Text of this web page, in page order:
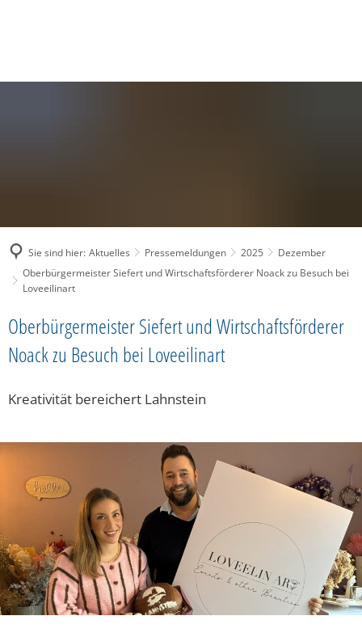
Sie sind hier: Aktuelles Pressemeldungen 2025
Dezember
Oberbürgermeister Siefert und Wirtschaftsförderer Noack zu Besuch bei
Loveeilinart
Oberbürgermeister Siefert und Wirtschaftsförderer
Noack zu Besuch bei Loveeilinart
Kreativität bereichert Lahnstein